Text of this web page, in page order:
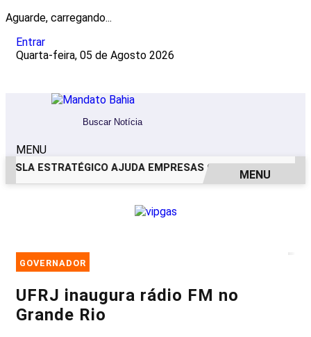
Aguarde, carregando...
Entrar
Quarta-feira, 05 de Agosto 2026
MENU
SLA ESTRATÉGICO AJUDA EMPRESAS COM RESULTADOS
MENU
GOVERNADOR
UFRJ inaugura rádio FM no
Grande Rio